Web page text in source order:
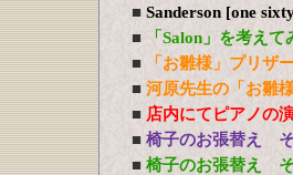
■ Sanderson [one
■ 「Salon」を考え
■
「お雛様」プリザ
■ 河原先生の「お雛
■ 店内にてピアノの
■ 椅子のお張替え
■ 椅子のお張替え